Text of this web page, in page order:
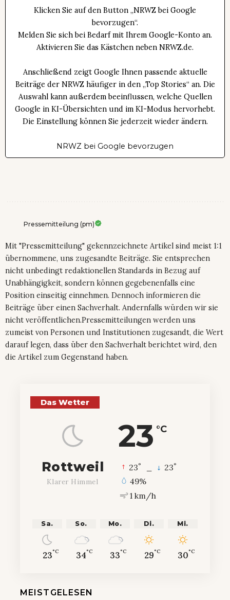
Klicken Sie auf den Button „NRWZ bei Google
bevorzugen“.
Melden Sie sich bei Bedarf mit Ihrem Google-Konto an.
Aktivieren Sie das Kästchen neben NRWZ.de.
Anschließend zeigt Google Ihnen passende aktuelle
Beiträge der NRWZ häufiger in den „Top Stories“ an. Die
Auswahl kann außerdem beeinflussen, welche Quellen
Google in KI-Übersichten und im KI-Modus hervorhebt.
Die Einstellung können Sie jederzeit wieder ändern.
NRWZ bei Google bevorzugen
Pressemitteilung (pm)
Mit "Pressemitteilung" gekennzeichnete Artikel sind meist 1:1
übernommene, uns zugesandte Beiträge. Sie entsprechen
nicht unbedingt redaktionellen Standards in Bezug auf
Unabhängigkeit, sondern können gegebenenfalls eine
Position einseitig einnehmen. Dennoch informieren die
Beiträge über einen Sachverhalt. Andernfalls würden wir sie
nicht veröffentlichen.Pressemitteilungen werden uns
zumeist von Personen und Institutionen zugesandt, die Wert
darauf legen, dass über den Sachverhalt berichtet wird, den
die Artikel zum Gegenstand haben.
Das Wetter
23 °C
Rottweil
Klarer Himmel
23° 23°
49%
1 km/h
Sa.
23°C
So.
34°C
Mo.
33°C
Di.
29°C
Mi.
30°C
MEISTGELESEN